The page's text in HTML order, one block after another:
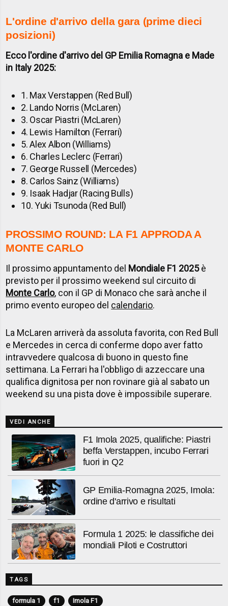
L'ordine d'arrivo della gara (prime dieci
posizioni)
Ecco l'ordine d'arrivo del GP Emilia Romagna e Made
in Italy 2025:
1. Max Verstappen (Red Bull)
2. Lando Norris (McLaren)
3. Oscar Piastri (McLaren)
4. Lewis Hamilton (Ferrari)
5. Alex Albon (Williams)
6. Charles Leclerc (Ferrari)
7. George Russell (Mercedes)
8. Carlos Sainz (Williams)
9. Isaak Hadjar (Racing Bulls)
10. Yuki Tsunoda (Red Bull)
PROSSIMO ROUND: LA F1 APPRODA A
MONTE CARLO
Il prossimo appuntamento del Mondiale F1 2025è
previsto per il prossimo weekend sul circuito di
Monte Carlo, con il GP di Monaco che sarà anche il
primo evento europeo del calendario.
La McLaren arriverà da assoluta favorita, con Red Bull
e Mercedes in cerca di conferme dopo aver fatto
intravvedere qualcosa di buono in questo fine
settimana. La Ferrari ha l'obbligo di azzeccare una
qualifica dignitosa per non rovinare già al sabato un
weekend su una pista dove è impossibile superare.
VEDI ANCHE
F1 Imola 2025, qualifiche: Piastri
beffa Verstappen, incubo Ferrari
fuori in Q2
GP Emilia-Romagna 2025, Imola:
ordine d'arrivo e risultati
Formula 1 2025: le classifiche dei
mondiali Piloti e Costruttori
TAGS
formula 1 f1 Imola F1